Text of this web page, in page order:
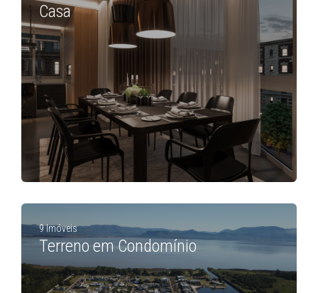
Casa
9 Imóveis
Terreno em Condomínio